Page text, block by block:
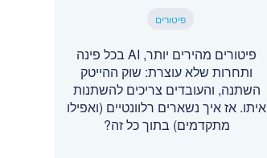
פיטורים
פיטורים מהירים יותר, AI בכל פינה
ותחרות שלא עוצרת: שוק ההייטק
השתנה, והעובדים צריכים להשתנות
איתו. אז איך נשארים רלוונטיים (ואפילו
מתקדמים) בתוך כל זה?